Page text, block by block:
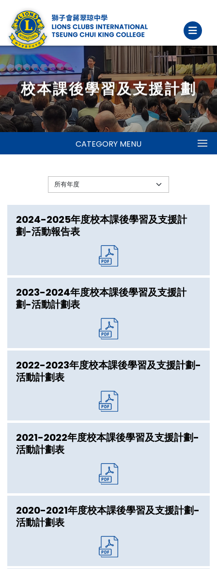
校本課後學習及支援計劃
CATEGORY MENU
2024-2025年度校本課後學習及支援計
劃-活動報告表
2023-2024年度校本課後學習及支援計
劃-活動計劃表
2022-2023年度校本課後學習及支援計劃-
活動計劃表
2021-2022年度校本課後學習及支援計劃-
活動計劃表
2020-2021年度校本課後學習及支援計劃-
活動計劃表